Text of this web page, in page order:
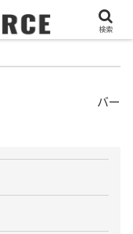
バー
検索